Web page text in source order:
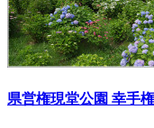
県営権現堂公園 幸手